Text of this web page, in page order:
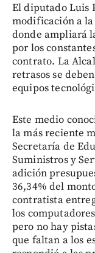
El diputado Luis
modificación a
donde ampliará
por los
contrato. La
retrasos se
equipos
Este medio
la más reciente
Secretaría de
Suministros y
adición
36,34% del
contratista
los
pero no hay
que faltan a los